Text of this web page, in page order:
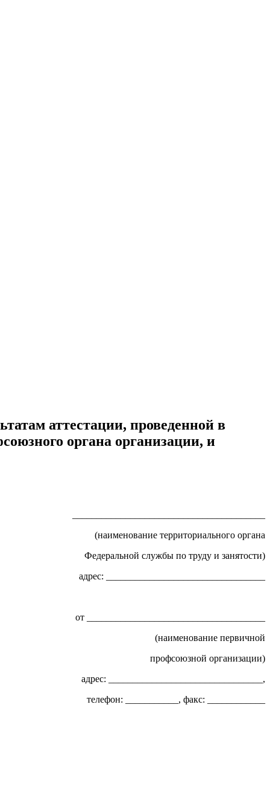
аттестации, проведенной в
органа организации, и
(наименование территориального органа
Федеральной службы по труду и занятости)
_________________________________
_____________________________________
(наименование первичной
профсоюзной организации)
________________________________,
телефон: ___________, факс: ____________